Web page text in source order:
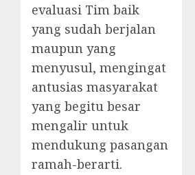
evaluasi Tim baik
yang sudah berjalan
maupun yang
menyusul, mengingat
antusias masyarakat
yang begitu besar
mengalir untuk
mendukung pasangan
ramah-berarti.